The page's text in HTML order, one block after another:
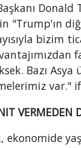
"Trump'ın
bizim
Bazı Asya
var."
VERMEDEN
ekonomide